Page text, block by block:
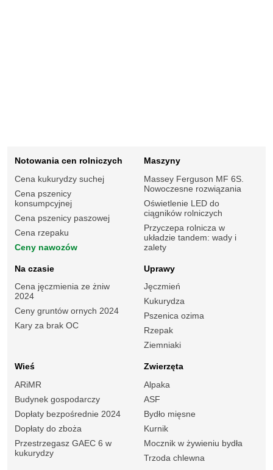
Notowania cen rolniczych
Cena kukurydzy suchej
Cena pszenicy
konsumpcyjnej
Cena pszenicy paszowej
Cena rzepaku
Ceny nawozów
Maszyny
Massey Ferguson MF 6S.
Nowoczesne rozwiązania
Oświetlenie LED do
ciągników rolniczych
Przyczepa rolnicza w
układzie tandem: wady i
zalety
Na czasie
Cena jęczmienia ze żniw
2024
Ceny gruntów ornych 2024
Kary za brak OC
Uprawy
Jęczmień
Kukurydza
Pszenica ozima
Rzepak
Ziemniaki
Wieś
ARiMR
Budynek gospodarczy
Dopłaty bezpośrednie 2024
Dopłaty do zboża
Przestrzegasz GAEC 6 w
kukurydzy
Zwierzęta
Alpaka
ASF
Bydło mięsne
Kurnik
Mocznik w żywieniu bydła
Trzoda chlewna